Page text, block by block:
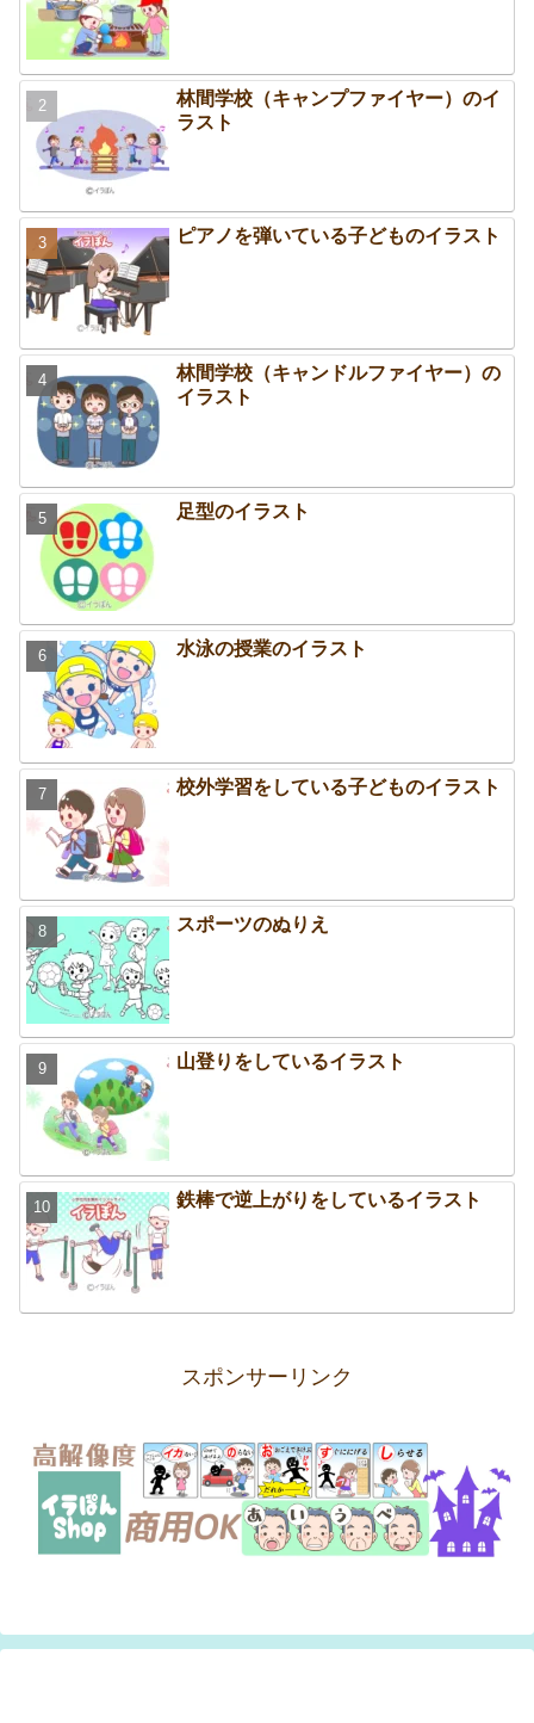
林間学校（キャンプファイヤー）のイ
ラスト
ピアノを弾いている子どものイラスト
林間学校（キャンドルファイヤー）の
イラスト
足型のイラスト
水泳の授業のイラスト
校外学習をしている子どものイラスト
スポーツのぬりえ
山登りをしているイラスト
鉄棒で逆上がりをしているイラスト
スポンサーリンク